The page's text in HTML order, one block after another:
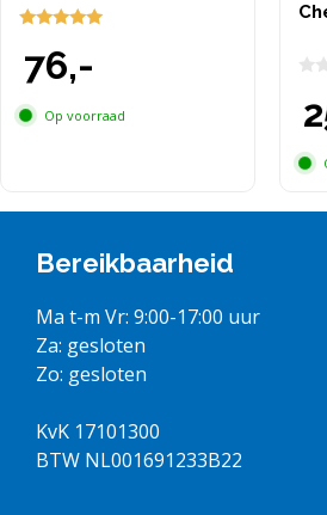
van 5
76,-
Op voorraad
v
a
5
Bereikbaarheid
Ma t-m Vr: 9:00-17:00 uur
Za: gesloten
Zo: gesloten
KvK 17101300
BTW NL001691233B22